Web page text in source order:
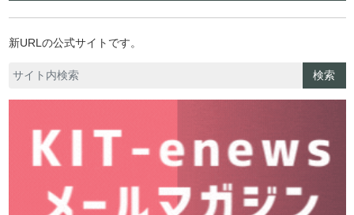
新URLの公式サイトです。
検索